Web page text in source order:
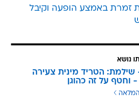
זמרת באמצע הופעה וקיבל
נושא
שילמת: הטריד מינית צעירה
וחטף על זה כהוגן